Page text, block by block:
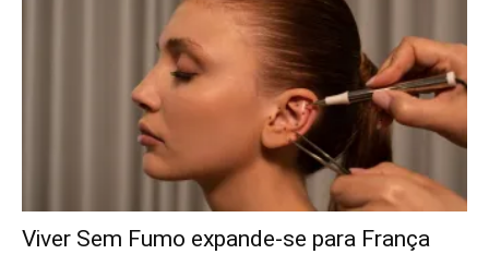
Viver Sem Fumo expande-se para França